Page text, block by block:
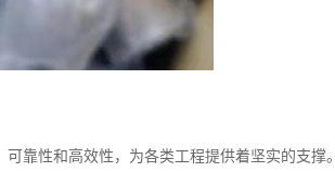
靠性和高效性，为各类工程提供着坚实的支撑。